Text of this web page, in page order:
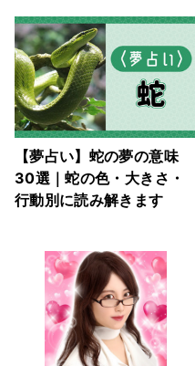
【夢占い】蛇の夢の意味
30選｜蛇の色・大きさ・
行動別に読み解きます